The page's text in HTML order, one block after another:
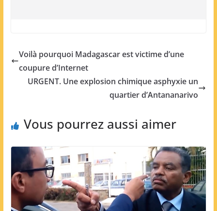
Voilà pourquoi Madagascar est victime d’une
coupure d’Internet
URGENT. Une explosion chimique asphyxie un
quartier d’Antananarivo
Vous pourrez aussi aimer